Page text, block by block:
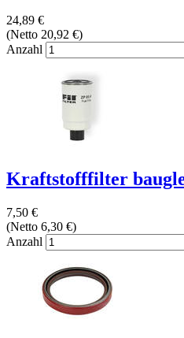
24,89 €
(Netto 20,92 €)
Anzahl
Kraftstofffilter
7,50 €
(Netto 6,30 €)
Anzahl